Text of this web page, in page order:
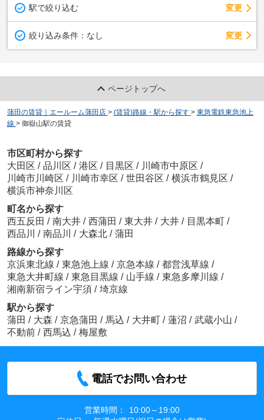
駅で絞り込む 変更
絞り込み条件： なし 変更
ページトップへ
蒲田の賃貸｜エールーム蒲田店 > (賃貸)路線・駅から探す > 東急電鉄東急池上
線 > 御嶽山駅の賃貸
市区町村から探す
大田区 / 品川区 / 港区 / 目黒区 / 川崎市中原区 /
川崎市川崎区 / 川崎市幸区 / 世田谷区 / 横浜市鶴見区 /
横浜市神奈川区
町名から探す
西五反田 / 南大井 / 西蒲田 / 東大井 / 大井 / 目黒本町 /
西品川 / 南品川 / 大森北 / 蒲田
路線から探す
京浜東北線 / 東急池上線 / 京急本線 / 都営浅草線 /
東急大井町線 / 東急目黒線 / 山手線 / 東急多摩川線 /
湘南新宿ライン宇須 / 埼京線
駅から探す
蒲田 / 大森 / 京急蒲田 / 馬込 / 大井町 / 蓮沼 / 武蔵小山 /
不動前 / 西馬込 / 梅屋敷
電話でお問い合わせ
営業時間：
10:00～19:00